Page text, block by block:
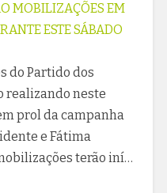
MOBILIZAÇÕES EM
ESTE SÁBADO
do Partido dos
realizando neste
prol da campanha
e Fátima
terão iní…